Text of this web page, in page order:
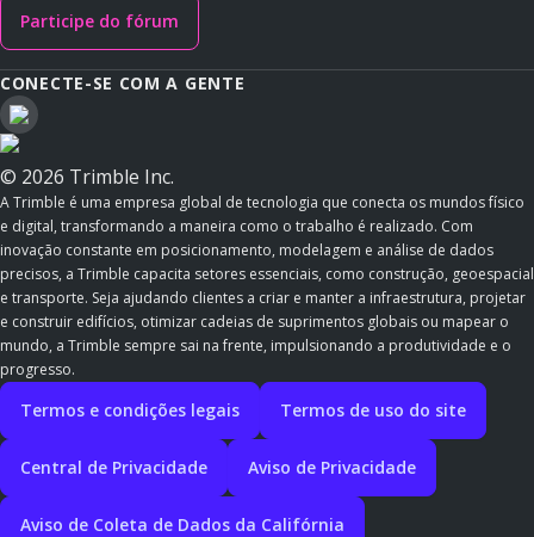
Participe do fórum
CONECTE-SE COM A GENTE
© 2026 Trimble Inc.
A Trimble é uma empresa global de tecnologia que conecta os mundos físico
e digital, transformando a maneira como o trabalho é realizado. Com
inovação constante em posicionamento, modelagem e análise de dados
precisos, a Trimble capacita setores essenciais, como construção, geoespacial
e transporte. Seja ajudando clientes a criar e manter a infraestrutura, projetar
e construir edifícios, otimizar cadeias de suprimentos globais ou mapear o
mundo, a Trimble sempre sai na frente, impulsionando a produtividade e o
progresso.
Termos e condições legais Termos de uso do site
Central de Privacidade Aviso de Privacidade
Aviso de Coleta de Dados da Califórnia